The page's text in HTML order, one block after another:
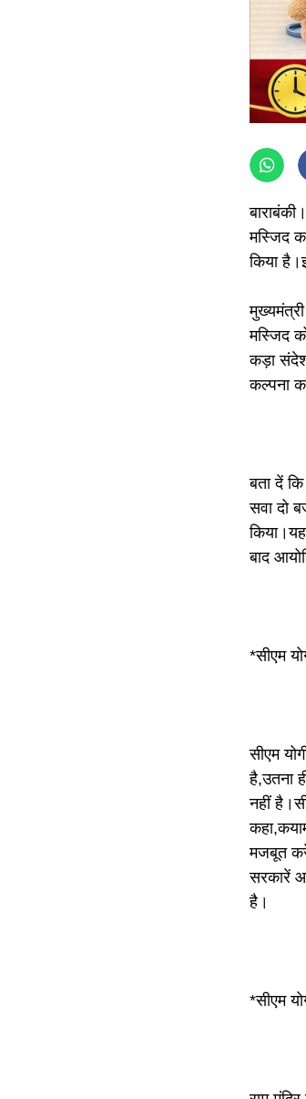
मस्जिद
किया
मस्जिद
कड़ा
कल्पना
बता दें
सवा दो
बाद
*सीएम
सीएम
है,उतना
नहीं
मजबूत
सरकारें
है।
*सीएम